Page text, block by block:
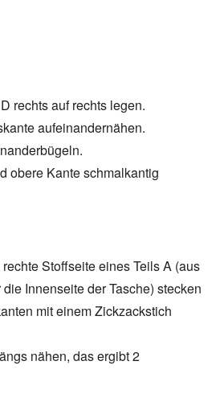
rechts auf rechts legen.
aufeinandernähen.
obere Kante schmalkantig
Stoffseite eines Teils A (aus
Innenseite der Tasche) stecken
mit einem Zickzackstich
nähen, das ergibt 2